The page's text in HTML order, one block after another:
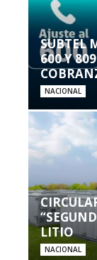
SUBTEL
600 Y
NACIONAL
LITIO
NACIONAL